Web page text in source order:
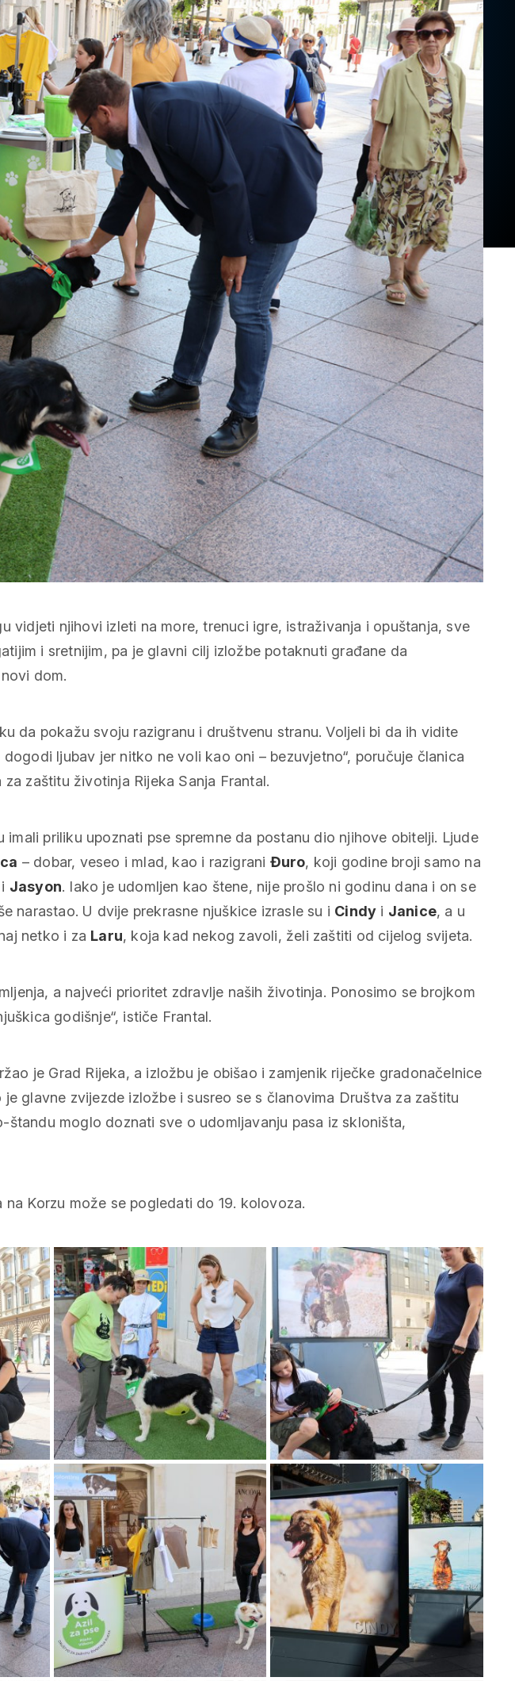
vidjeti njihovi izleti na more, trenuci igre, istraživanja i opuštanja, sve
i sretnijim, pa je glavni cilj izložbe potaknuti građane da
dom.
da pokažu svoju razigranu i društvenu stranu. Voljeli bi da ih vidite
ljubav jer nitko ne voli kao oni – bezuvjetno“, poručuje članica
zaštitu životinja Rijeka Sanja Frantal.
imali priliku upoznati pse spremne da postanu dio njihove obitelji. Ljude
– dobar, veseo i mlad, kao i razigrani Đuro, koji godine broji samo na
Jasyon. Iako je udomljen kao štene, nije prošlo ni godinu dana i on se
narastao. U dvije prekrasne njuškice izrasle su i Cindy i Janice, a u
netko i za Laru, koja kad nekog zavoli, želi zaštiti od cijelog svijeta.
a najveći prioritet zdravlje naših životinja. Ponosimo se brojkom
godišnje“, ističe Frantal.
je Grad Rijeka, a izložbu je obišao i zamjenik riječke gradonačelnice
je glavne zvijezde izložbe i susreo se s članovima Društva za zaštitu
štandu moglo doznati sve o udomljavanju pasa iz skloništa,
na Korzu može se pogledati do 19. kolovoza.